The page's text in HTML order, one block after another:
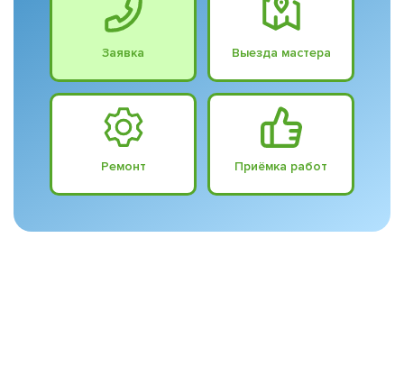
Заявка Выезда мастера
Ремонт Приёмка работ